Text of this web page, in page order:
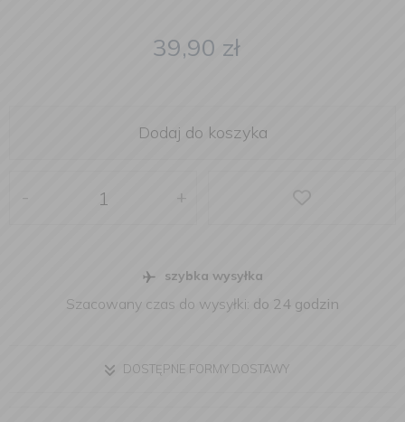
39,90 zł
Dodaj do koszyka
+
szybka wysyłka
Szacowany czas do wysyłki: do 24 godzin
DOSTĘPNE FORMY DOSTAWY